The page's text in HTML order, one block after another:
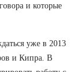
и которые
уже в 2013
и Кипра. В